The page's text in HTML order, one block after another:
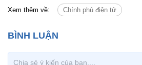
Xem thêm về: Chính phủ điện tử